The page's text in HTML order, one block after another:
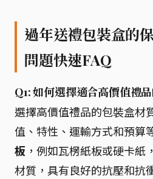
過年送禮包裝盒的
問題快速FAQ
Q1: 如何選擇適合高價值禮
選擇高價值禮品的包裝盒材
值、特性、運輸方式和預算
板 ，例如瓦楞紙板或硬卡紙
材質，具有良好的抗壓和抗